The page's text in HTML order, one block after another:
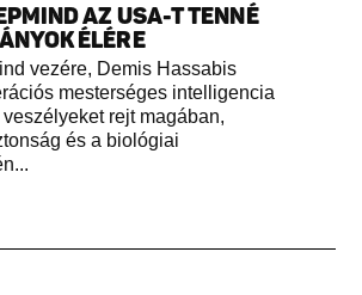
AZ USA-T TENNÉ
ÉLÉRE
vezére, Demis Hassabis
mesterséges intelligencia
rejt magában,
és a biológiai